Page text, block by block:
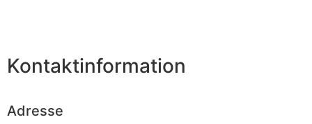
Kontaktinformation
Adresse